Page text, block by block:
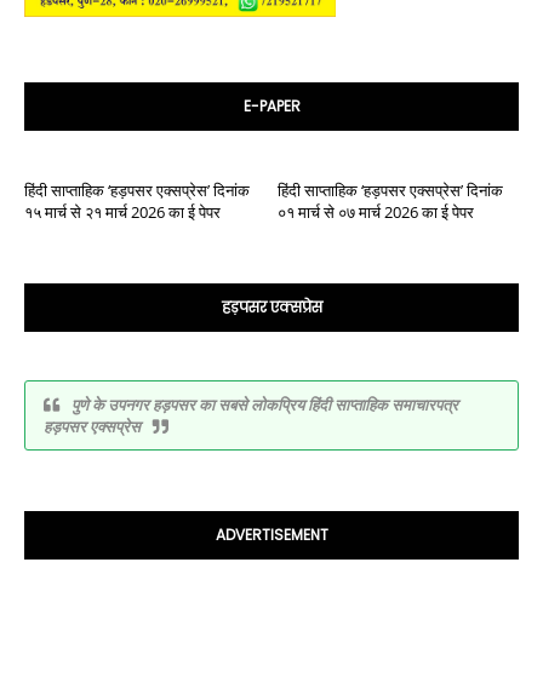
E-PAPER
हिंदी साप्ताहिक ‘हड़पसर एक्सप्रेस’ दिनांक
१५ मार्च से २१ मार्च 2026 का ई पेपर
हिंदी साप्ताहिक ‘हड़पसर एक्सप्रेस’ दिनांक
०१ मार्च से ०७ मार्च 2026 का ई पेपर
हड़पसर एक्सप्रेस
पुणे के उपनगर हड़पसर का सबसे लोकप्रिय हिंदी साप्ताहिक समाचारपत्र
हड़पसर एक्सप्रेस
ADVERTISEMENT